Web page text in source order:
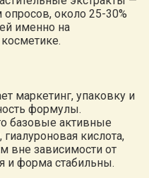
около 25-30%
именно на
маркетинг, упаковку и
формулы.
базовые активные
кислота,
вне зависимости от
и форма стабильны.